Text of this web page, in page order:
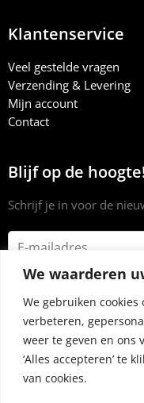
We waarderen
We gebruiken
verbeteren,
weer te geven en ons
‘Alles accepteren’ te
van cookies.
Klantenservice
Veel gestelde vragen
Verzending & Levering
Mijn account
Contact
Blijf op de
Schrijf je in voor de